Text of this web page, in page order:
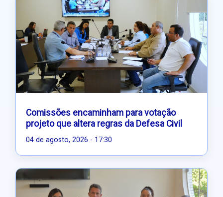
Comissões encaminham para votação
projeto que altera regras da Defesa Civil
04 de agosto, 2026 - 17:30